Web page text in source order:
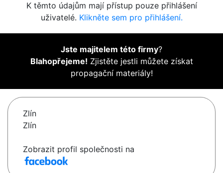
K těmto údajům mají přístup pouze přihlášení
uživatelé. Klikněte sem pro přihlášení.
Jste majitelem této firmy?
Blahopřejeme! Zjistěte jestli můžete získat
propagační materiály!
Zlín
Zlín
Zobrazit profil společnosti na